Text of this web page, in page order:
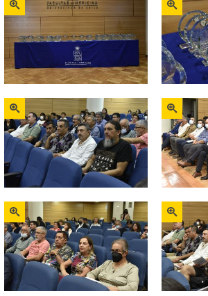
Zoom Zoom
Zoom Zoom
Zoom Zoom